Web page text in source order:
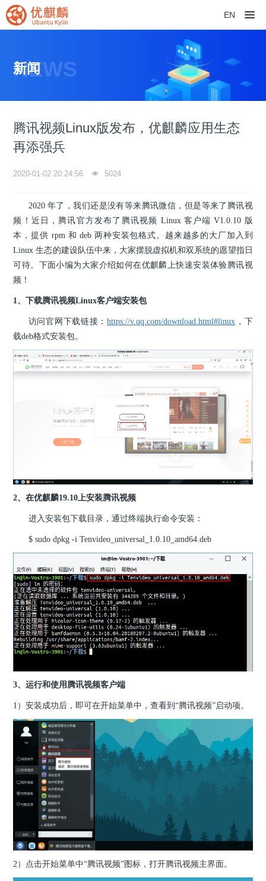
EN
NEWS
新闻
腾讯视频Linux版发布，优麒麟应用生态
再添强兵
2020-01-02 20:24:56 5024
2020 年了，我们还是没有等来腾讯微信，但是等来了腾讯视
频！近日，腾讯官方发布了腾讯视频 Linux 客户端 V1.0.10 版
本，提供 rpm 和 deb 两种安装包格式。越来越多的大厂加入到
Linux 生态的建设队伍中来，大家摆脱虚拟机和双系统的愿望指日
可待。下面小编为大家介绍如何在优麒麟上快速安装体验腾讯视
频！
1、下载腾讯视频Linux客户端安装包
访问官网下载链接：https://v.qq.com/download.html#linux ，下
载deb格式安装包。
2、在优麒麟19.10上安装腾讯视频
进入安装包下载目录，通过终端执行命令安装：
$ sudo dpkg -i Tenvideo_universal_1.0.10_amd64.deb
3、运行和使用腾讯视频客户端
1）安装成功后，即可在开始菜单中，查看到“腾讯视频”启动项。
2）点击开始菜单中“腾讯视频”图标，打开腾讯视频主界面。